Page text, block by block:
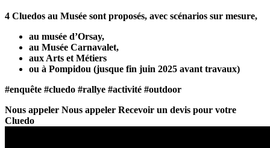
4 Cluedos au Musée sont proposés, avec scénarios sur mesure,
au musée d’Orsay,
au Musée Carnavalet,
aux Arts et Métiers
ou à Pompidou (jusque fin juin 2025 avant travaux)
#enquête #cluedo #rallye #activité #outdoor
Nous appeler Nous appeler Recevoir un devis pour votre
Cluedo